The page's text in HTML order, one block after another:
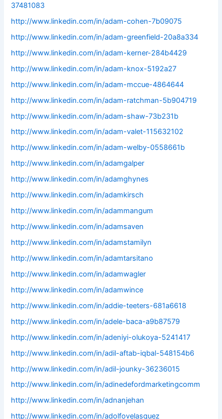
37481083
http://www.linkedin.com/in/adam-cohen-7b09075
http://www.linkedin.com/in/adam-greenfield-20a8a334
http://www.linkedin.com/in/adam-kerner-284b4429
http://www.linkedin.com/in/adam-knox-5192a27
http://www.linkedin.com/in/adam-mccue-4864644
http://www.linkedin.com/in/adam-ratchman-5b904719
http://www.linkedin.com/in/adam-shaw-73b231b
http://www.linkedin.com/in/adam-valet-115632102
http://www.linkedin.com/in/adam-welby-0558661b
http://www.linkedin.com/in/adamgalper
http://www.linkedin.com/in/adamghynes
http://www.linkedin.com/in/adamkirsch
http://www.linkedin.com/in/adammangum
http://www.linkedin.com/in/adamsaven
http://www.linkedin.com/in/adamstamilyn
http://www.linkedin.com/in/adamtarsitano
http://www.linkedin.com/in/adamwagler
http://www.linkedin.com/in/adamwince
http://www.linkedin.com/in/addie-teeters-681a6618
http://www.linkedin.com/in/adele-baca-a9b87579
http://www.linkedin.com/in/adeniyi-olukoya-5241417
http://www.linkedin.com/in/adil-aftab-iqbal-548154b6
http://www.linkedin.com/in/adil-jounky-36236015
http://www.linkedin.com/in/adinedefordmarketingcomm
http://www.linkedin.com/in/adnanjehan
http://www.linkedin.com/in/adolfovelasquez